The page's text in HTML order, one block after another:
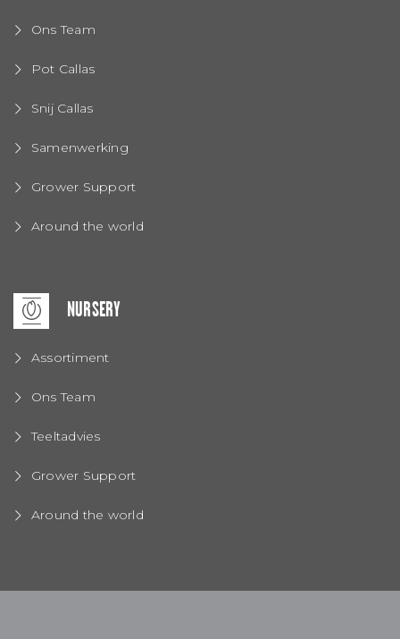
Ons Team
Pot Callas
Snij Callas
Samenwerking
Grower Support
Around the world
NURSERY
Assortiment
Ons Team
Teeltadvies
Grower Support
Around the world